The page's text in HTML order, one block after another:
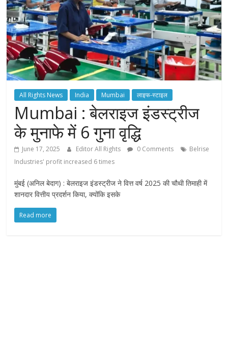
All Rights News India Mumbai लाइफ-स्टाइल
Mumbai : बेलराइज इंडस्ट्रीज
के मुनाफे में 6 गुना वृद्धि
June 17, 2025 Editor All Rights 0 Comments
Belrise
Industries' profit increased 6 times
मुंबई (अनिल बेदाग) : बेलराइज इंडस्ट्रीज ने वित्त वर्ष 2025 की चौथी तिमाही में
शानदार वित्तीय प्रदर्शन किया, क्योंकि इसके
Read more